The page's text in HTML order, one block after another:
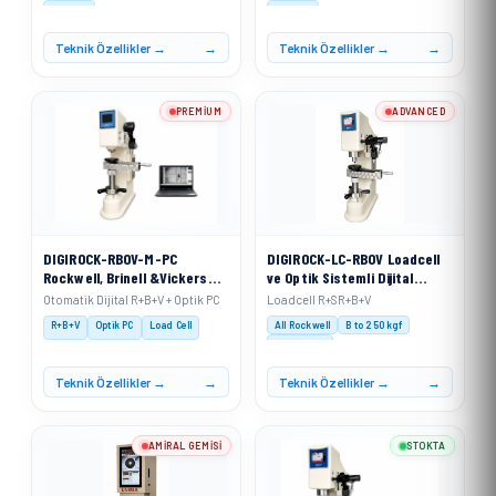
V 30 kgf
Teknik Özellikler →
V 30 kgf
Teknik Özellikler →
DIGIROCK-RBOV-M-PC
Rockwell, Brinell &Vickers
Sertlik Ölçme Cihazı
Motorize Sistem + PC Sistem
ile
Otomatik Dijital R+B+V + Optik PC
R+B+V Optik PC Load Cell
Teknik Özellikler →
PREMIUM
DIGIROCK-LC-RBOV Loadcell
ve Optik Sistemli Dijital
Rockwell, Rockwell
Superficial, Brinell ve
Vickers Sertlik Ölçme Cihazı
Loadcell R+SR+B+V
All Rockwell
B to 250 kgf
V 3–100 kgf
Teknik Özellikler →
ADVANCED
AMIRAL GEMISI STOKTA